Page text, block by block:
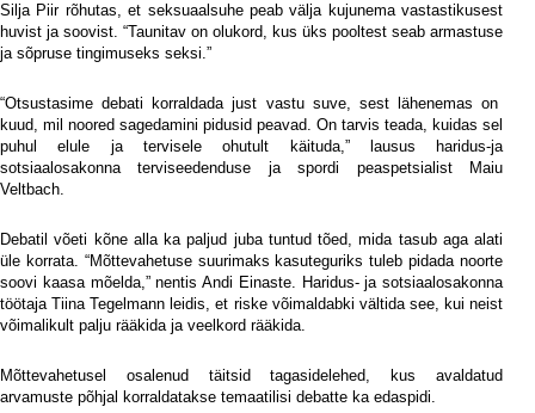
Silja Piir rõhutas, et seksuaalsuhe peab välja kujunema vastastikusest
huvist ja soovist. “Taunitav on olukord, kus üks pooltest seab armastuse
ja sõpruse tingimuseks seksi.”
“Otsustasime debati korraldada just vastu suve, sest lähenemas on
kuud, mil noored sagedamini pidusid peavad. On tarvis teada, kuidas sel
puhul elule ja tervisele ohutult käituda,” lausus haridus-ja
sotsiaalosakonna terviseedenduse ja spordi peaspetsialist Maiu
Veltbach.
Debatil võeti kõne alla ka paljud juba tuntud tõed, mida tasub aga alati
üle korrata. “Mõttevahetuse suurimaks kasuteguriks tuleb pidada noorte
soovi kaasa mõelda,” nentis Andi Einaste. Haridus- ja sotsiaalosakonna
töötaja Tiina Tegelmann leidis, et riske võimaldabki vältida see, kui neist
võimalikult palju rääkida ja veelkord rääkida.
Mõttevahetusel osalenud täitsid tagasidelehed, kus avaldatud
arvamuste põhjal korraldatakse temaatilisi debatte ka edaspidi.